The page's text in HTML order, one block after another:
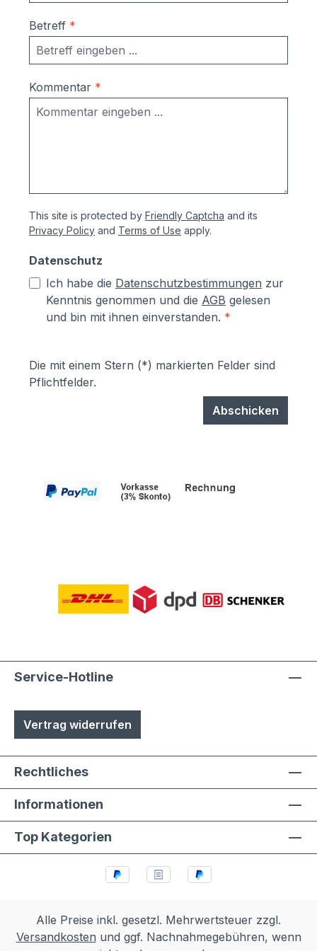
Austausch im Falle einer Beschädigung
durch Laien möglich
Korrosionsschutzmaßnahmen (Angaben
vom Hersteller):- Kästen aus
sendzimierverzinktem Stahl (verformbar
ohne Abspringen der Beschichtung,
chromatiert- Zusätzlich erhalten alle
Aluminium- und Stahlteile, Ausnahme
lösungsmittelfreie Pulverlackierung (z.T.
auch Kunststoffbeschichtung genannt) mit
Polyesterpulver in Fassadenqualität, dies
garantiert UV- und Wetterbeständigkeit-
Betreff *
Kommentar *
This site is protected by Friendly Captcha and its
Privacy Policy and Terms of Use apply.
Datenschutz
Ich habe die Datenschutzbestimmungen zur
Kenntnis genommen und die AGB gelesen
und bin mit ihnen einverstanden. *
Die mit einem Stern (*) markierten Felder sind
Pflichtfelder.
Abschicken
Service-Hotline
Vertrag widerrufen
Rechtliches
Informationen
Top Kategorien
Alle Preise inkl. gesetzl. Mehrwertsteuer zzgl.
Versandkosten und ggf. Nachnahmegebühren, wenn